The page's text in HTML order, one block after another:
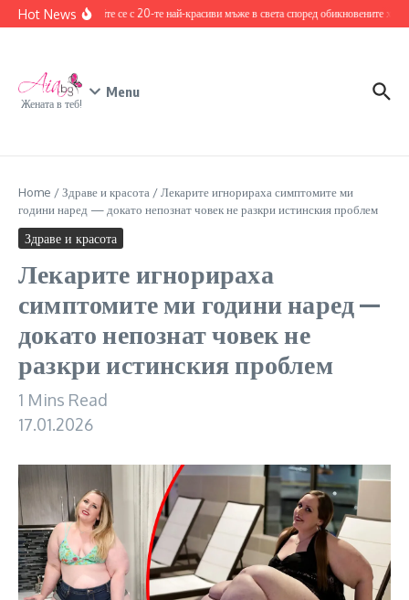
Skip to content
Hot News
Запознайте се с 20-те най-красиви мъже в света според обикновените хора
Жената в теб!
Menu
Home /Здраве и красота /Лекарите игнорираха симптомите ми
години наред — докато непознат човек не разкри истинския проблем
Здраве и красота
Лекарите игнорираха
симптомите ми години наред —
докато непознат човек не
разкри истинския проблем
1 Mins Read
17.01.2026